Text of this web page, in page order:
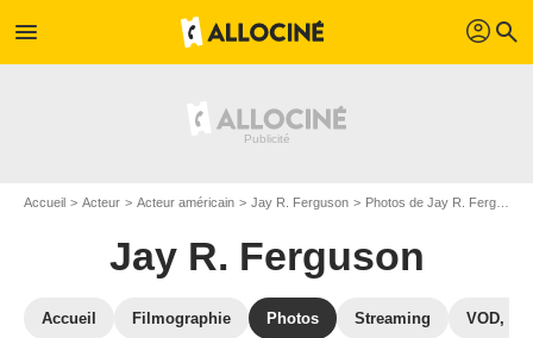
menu profil search
Accueil Acteur Acteur américain Jay R. Ferguson Photos de Jay R. Ferguson
Jay R. Ferguson
Accueil Filmographie Photos Streaming VOD,